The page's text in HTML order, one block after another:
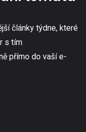
články týdne, které
s tím
přímo do vaší e-